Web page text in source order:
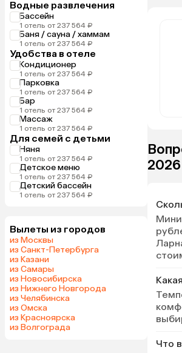
Водные развлечения
Бассейн
1 отель от 237 564 ₽
Баня / сауна / хаммам
1 отель от 237 564 ₽
Удобства в отеле
Кондиционер
1 отель от 237 564 ₽
Парковка
1 отель от 237 564 ₽
Бар
1 отель от 237 564 ₽
Массаж
1 отель от 237 564 ₽
Для семей с детьми
Няня
1 отель от 237 564 ₽
Детское меню
1 отель от 237 564 ₽
Детский бассейн
1 отель от 237 564 ₽
Вылеты из городов
из Москвы
из Санкт-Петербурга
из Казани
из Самары
из Новосибирска
из Нижнего Новгорода
из Челябинска
из Омска
из Красноярска
из Волгограда
2026
Что